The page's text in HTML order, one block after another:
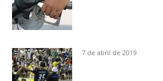
7 de abril de 2019